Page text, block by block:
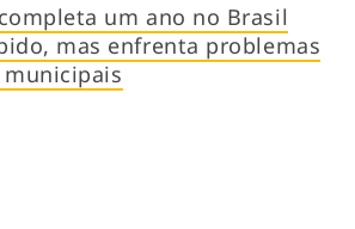
um ano no Brasil
mas enfrenta problemas